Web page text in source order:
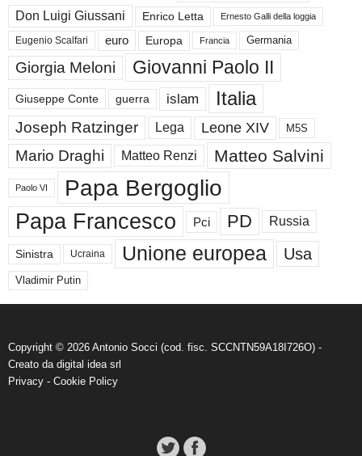
Don Luigi Giussani Enrico Letta Ernesto Galli della loggia
Eugenio Scalfari euro Europa Francia Germania
Giorgia Meloni Giovanni Paolo II
Giuseppe Conte guerra islam Italia
Joseph Ratzinger Lega Leone XIV M5S
Mario Draghi Matteo Renzi Matteo Salvini
Paolo VI Papa Bergoglio
Papa Francesco Pci PD Russia
Sinistra Ucraina Unione europea Usa
Vladimir Putin
Copyright © 2026 Antonio Socci (cod. fisc. SCCNTN59A18I726O) -
Creato da digital idea srl
Privacy - Cookie Policy